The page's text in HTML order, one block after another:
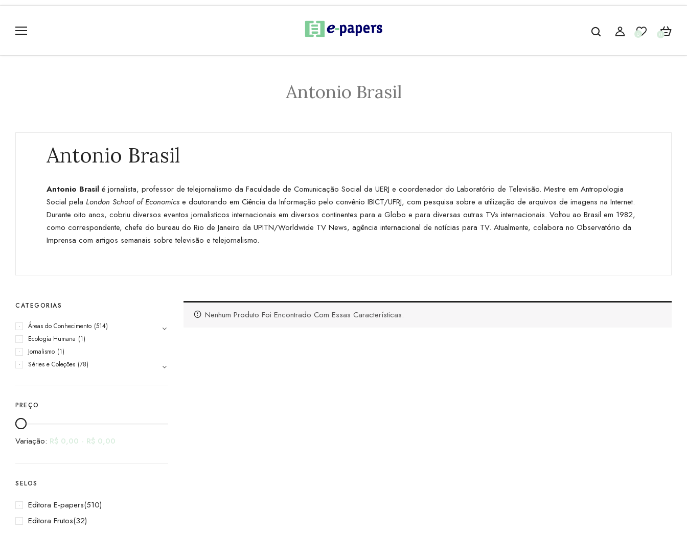
0 0
Antonio Brasil
Antonio Brasil
Antonio Brasil é jornalista, professor de telejornalismo da Faculdade de Comunicação Social da UERJ e coordenador do Laboratório de Televisão. Mestre em Antropologia
Social pela London School of Economics e doutorando em Ciência da Informação pelo convênio IBICT/UFRJ, com pesquisa sobre a utilização de arquivos de imagens na Internet.
Durante oito anos, cobriu diversos eventos jornalisticos internacionais em diversos continentes para a Globo e para diversas outras TVs internacionais. Voltou ao Brasil em 1982,
como correspondente, chefe do bureau do Rio de Janeiro da UPITN/Worldwide TV News, agência internacional de notícias para TV. Atualmente, colabora no Observatório da
Imprensa com artigos semanais sobre televisão e telejornalismo.
CATEGORIAS
Áreas do Conhecimento (514)
Ecologia Humana (1)
Jornalismo (1)
Séries e Coleções (78)
PREÇO
Variação: R$ 0,00 - R$ 0,00
SELOS
Editora E-papers(510)
Editora Frutos(32)
Nenhum Produto Foi Encontrado Com Essas Características.